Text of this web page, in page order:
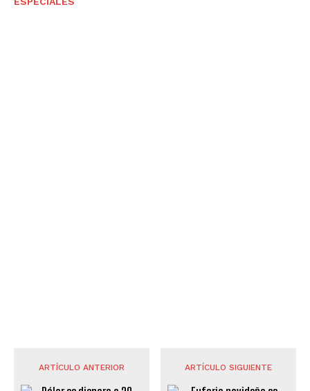
ARTÍCULO ANTERIOR ARTÍCULO SIGUIENTE